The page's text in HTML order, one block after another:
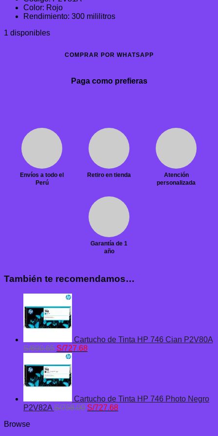
S/890.65.
Color: Rojo
Rendimiento: 300 mililitros
1 disponibles
COMPRAR POR WHATSAPP
Paga como prefieras
Envíos a todo el
Perú
Retiro en tienda
Atención
personalizada
Garantía de 1
año
También te recomendamos…
Cartucho de Tinta HP 746 Cian P2V80A
S/890.65 El
precio
original
era:
S/890.65.
S/727.68El
Cartucho de Tinta HP 746 Photo Negro
P2V82A S/758.00 El
S/727.68El
Browse